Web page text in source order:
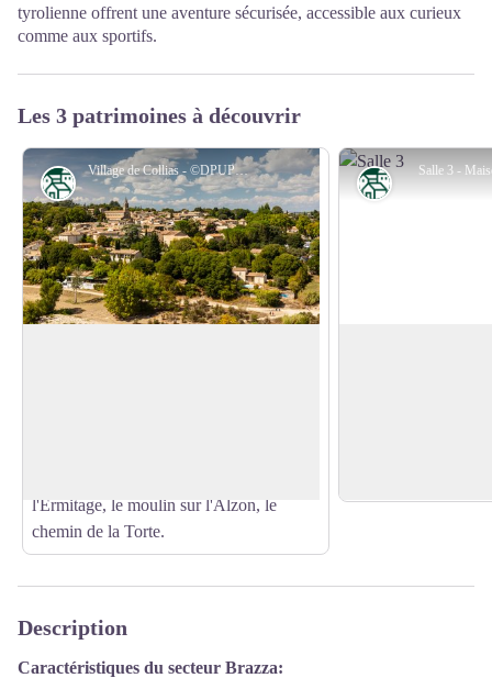
tyrolienne offrent une aventure sécurisée, accessible aux curieux
comme aux sportifs.
Les 3 patrimoines à découvrir
Village de Collias - ©DPUPG_Aurelio RODRIGUEZ
Patrimoine
l'Ermitage, le moulin sur l'Alzon, le
chemin de la Torte.
Salle 3 -
Patrimoine
Description
Caractéristiques du secteur Brazza: